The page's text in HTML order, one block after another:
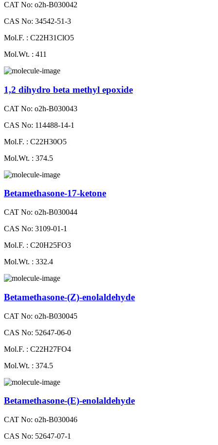
CAT No: o2h-B030042
CAS No: 34542-51-3
Mol.F. : C22H31ClO5
Mol.Wt. : 411
1,2 dihydro beta methyl epoxide
CAT No: o2h-B030043
CAS No: 114488-14-1
Mol.F. : C22H30O5
Mol.Wt. : 374.5
Betamethasone-​17-​ketone
CAT No: o2h-B030044
CAS No: 3109-01-1
Mol.F. : C20H25FO3
Mol.Wt. : 332.4
Betamethasone-​(Z)​-​enolaldehyde
CAT No: o2h-B030045
CAS No: 52647-06-0
Mol.F. : C22H27FO4
Mol.Wt. : 374.5
Betamethasone-​(E)​-​enolaldehyde
CAT No: o2h-B030046
CAS No: 52647-07-1